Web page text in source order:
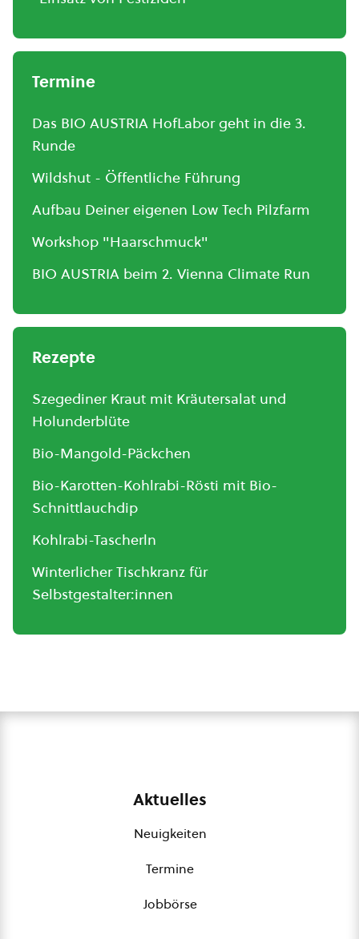
Termine
Das BIO AUSTRIA HofLabor geht in die 3.
Runde
Wildshut - Öffentliche Führung
Aufbau Deiner eigenen Low Tech Pilzfarm
Workshop "Haarschmuck"
BIO AUSTRIA beim 2. Vienna Climate Run
Rezepte
Szegediner Kraut mit Kräutersalat und
Holunderblüte
Bio-Mangold-Päckchen
Bio-Karotten-Kohlrabi-Rösti mit Bio-
Schnittlauchdip
Kohlrabi-Tascherln
Winterlicher Tischkranz für
Selbstgestalter:innen
Aktuelles
Neuigkeiten
Termine
Jobbörse